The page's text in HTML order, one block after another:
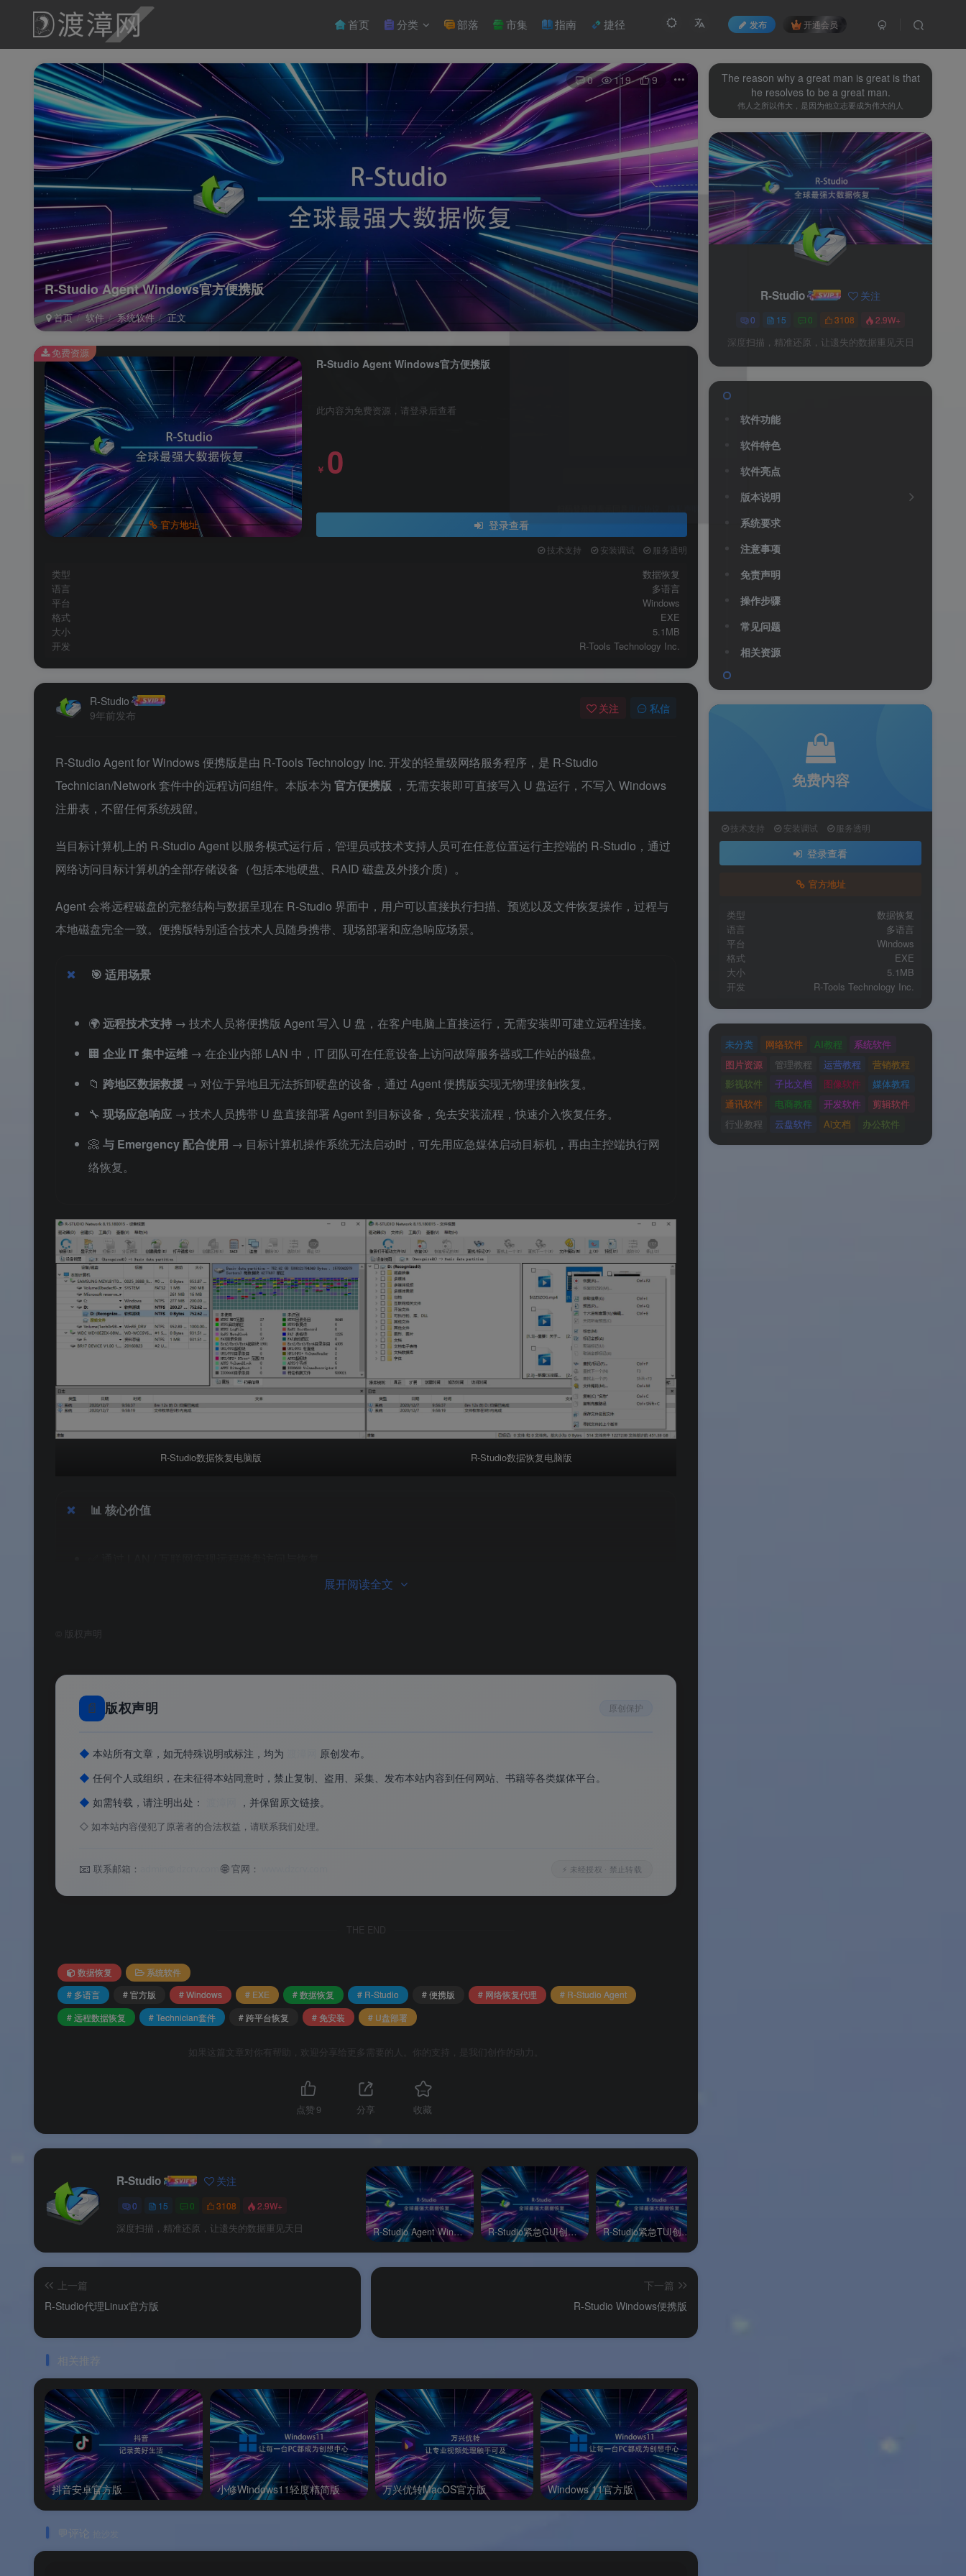
发布 开通会员
首页 分类 部落 市集 指南 捷径
R-Studio Agent Windows官方便携版
首页 软件 系统软件 正文
0 119 9
官方地址
R-Studio Agent Windows官方便携版
此内容为免费资源，请登录后查看
￥ 0
登录查看
技术支持 安装调试 服务透明
类型
数据恢复
语言
多语言
平台
Windows
格式
EXE
大小
5.1MB
开发
R‑Tools Technology Inc.
免费资源
R-Studio
9年前发布
关注 私信
R‑Studio Agent for Windows 便携版是由 R‑Tools Technology Inc. 开发的轻量级网络服务程序，是 R‑Studio
Technician/Network 套件中的远程访问组件。本版本为 官方便携版 ，无需安装即可直接写入 U 盘运行，不写入 Windows
注册表，不留任何系统残留。
当目标计算机上的 R‑Studio Agent 以服务模式运行后，管理员或技术支持人员可在任意位置运行主控端的 R‑Studio，通过
网络访问目标计算机的全部存储设备（包括本地硬盘、RAID 磁盘及外接介质）。
Agent 会将远程磁盘的完整结构与数据呈现在 R‑Studio 界面中，用户可以直接执行扫描、预览以及文件恢复操作，过程与
本地磁盘完全一致。便携版特别适合技术人员随身携带、现场部署和应急响应场景。
🎯 适用场景
🌍远程技术支持 → 技术人员将便携版 Agent 写入 U 盘，在客户电脑上直接运行，无需安装即可建立远程连接。
🏢 企业 IT 集中运维 → 在企业内部 LAN 中，IT 团队可在任意设备上访问故障服务器或工作站的磁盘。
📁 跨地区数据救援 → 对位于异地且无法拆卸硬盘的设备，通过 Agent 便携版实现无物理接触恢复。
🔧 现场应急响应 → 技术人员携带 U 盘直接部署 Agent 到目标设备，免去安装流程，快速介入恢复任务。
📀 与 Emergency 配合使用 → 目标计算机操作系统无法启动时，可先用应急媒体启动目标机，再由主控端执行网
络恢复。
R-Studio数据恢复电脑版 R-Studio数据恢复电脑版
📊 核心价值
：主控端 R‑Studio 可通过 Agent 访问运行 Windows、Mac OS 和 Linux 的目标计算机
✅便携版免安装：可写入 U 盘，即插即用，不写入注册表，无系统残留
⚙️ 软件功能
软件特色
✨ 软件特色
版本说明
💲版本与授权
授权版本 定价（美元）
包含的 Agent / Emergency 许可证
许可证
R‑Studio Network
$179.99 ✅1 个 Agent + 1 个 Agent Emergency
许可证
定制报价
✅ 根据授权范围包含
R‑Studio 标准版
$79.99 ❌ 不包含 Agent 功能
授权，方可拥有合法使用的 Agent 许可证及其下载权限。便携版与安装版功能完全相同，均可通过
📌 授权性质：Technician 为永久授权，支持在不同机器间转移（被授权者不同时在多台电脑上使用即
可）。Network/Corporate 为机器级绑定授权，无法转移。
📌Agent Emergency
：当目标计算机无法启动时，可用 R‑Studio Agent Emergency 启动盘/ISO 启动目标
📌品牌支持：以上信息由渡漳软件网提供整理
展开阅读全文
版权声明
📄 版权声明 原创保护
◆ 本站所有文章，如无特殊说明或标注，均为
原创发布。
◆ 任何个人或组织，在未征得本站同意时，禁止复制、盗用、采集、发布本站内容到任何网站、书籍等各类媒体平台。
◆ 如需转载，请注明出处： ，并保留原文链接。
◇ 如本站内容侵犯了原著者的合法权益，请联系我们处理。
📧 联系邮箱： admin@dzcrv.com🌐官网： ⚡ 未经授权 · 禁止转载
THE END
数据恢复
系统软件
# 多语言
# 官方版 # Windows # EXE # 数据恢复 # R-Studio # 便携版 # 网络恢复代理
# R-Studio Agent
# 远程数据恢复
# Technician套件 # 跨平台恢复 # 免安装 # U盘部署
如果这篇文章对你有帮助，欢迎分享给更多需要的人。你的支持，是我们创作的动力。
点赞 9 分享 收藏
R-Studio 关注
0 15 0 3108 2.9W+
深度扫描，精准还原，让遗失的数据重见天日 R-Studio Agent Windows官方版 R-Studio紧急GUI创建器Windows官方版 R-Studio紧急TUI创建器Windows官方版
上一篇
R-Studio代理Linux官方版
下一篇
R-Studio Windows便携版
相关推荐
抖音安卓官方版 小修Windows11轻度精简版 万兴优转MacOS官方版 Windows 11官方版
💬评论
The reason why a great man is great is that
he resolves to be a great man.
伟人之所以伟大，是因为他立志要成为伟大的人
R-Studio 关注
0 15 0 3108 2.9W+
深度扫描，精准还原，让遗失的数据重见天日
软件功能
软件特色
软件亮点
版本说明
系统要求
注意事项
免责声明
操作步骤
常见问题
相关资源
免费内容
技术支持 安装调试 服务透明
登录查看
官方地址
类型
数据恢复
语言
多语言
平台
Windows
格式
EXE
大小
5.1MB
开发
R‑Tools Technology Inc.
未分类 网络软件 AI教程
系统软件
图片资源
管理教程 运营教程
营销教程
影视软件
子比文档 图像软件
媒体教程
通讯软件
电商教程 开发软件
剪辑软件
行业教程
云盘软件 Ai文档 办公软件
扫码登录
使用其它方式登录 或注册
请输入验证码
登录
用户协议、